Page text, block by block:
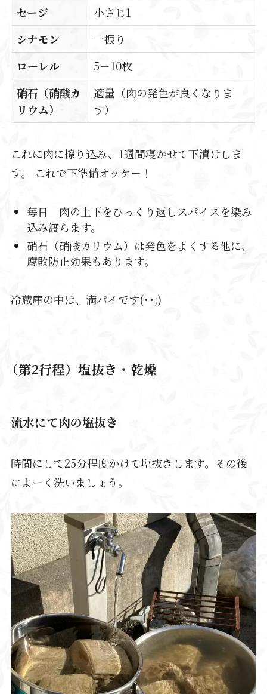
セージ
小さじ1
シナモン
一振り
ローレル
5－10枚
硝石（硝酸カ
リウム）
適量（肉の発色が良くなりま
す）
これに肉に擦り込み、1週間寝かせて下漬けしま
す。
これで下準備オッケー！
毎日 肉の上下をひっくり返しスパイスを染み
込み渡らます。
硝石（硝酸カリウム）は発色をよくする他に、
腐敗防止効果もあります。
冷蔵庫の中は、満パイです(･･;)
（第2行程）塩抜き・乾燥
流水にて肉の塩抜き
時間にして25分程度かけて塩抜きします。その後
によーく洗いましょう。